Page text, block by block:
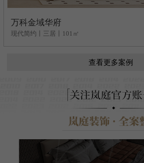
万科金域华府
现代简约丨三居丨101㎡
查看更多案例